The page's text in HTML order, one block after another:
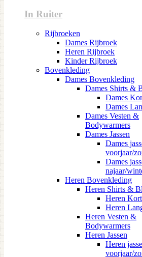
In Ruiter
Rijbroeken
Dames Rijbroek
Heren Rijbroek
Kinder Rijbroek
Bovenkleding
Dames Bovenkleding
Dames Shirts &
Dames
Dames
Dames Vesten &
Bodywarmers
Dames Jassen
Dames
voorjaar/
Dames
najaar/
Heren Bovenkleding
Heren Shirts &
Heren
Heren
Heren Vesten &
Bodywarmers
Heren Jassen
Heren
voorjaar/